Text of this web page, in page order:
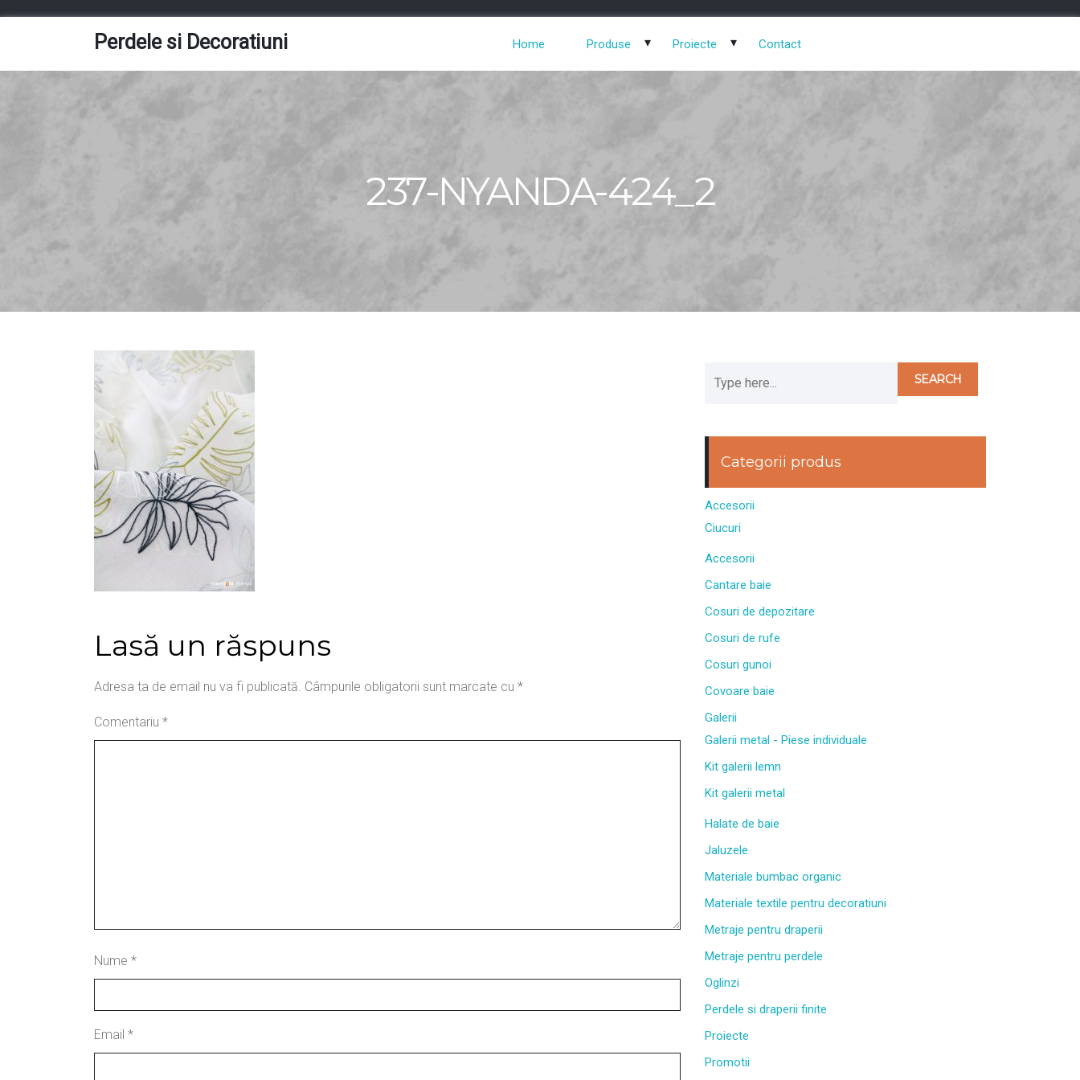
Perdele si Decoratiuni Home Produse Proiecte Contact
237-NYANDA-424_2
Lasă un răspuns
Adresa ta de email nu va fi publicată. Câmpurile obligatorii sunt marcate cu *
Comentariu *
Nume *
Email *
Categorii produs
Accesorii
Ciucuri
Accesorii
Cantare baie
Cosuri de depozitare
Cosuri de rufe
Cosuri gunoi
Covoare baie
Galerii
Galerii metal - Piese individuale
Kit galerii lemn
Kit galerii metal
Halate de baie
Jaluzele
Materiale bumbac organic
Materiale textile pentru decoratiuni
Metraje pentru draperii
Metraje pentru perdele
Oglinzi
Perdele si draperii finite
Proiecte
Promotii